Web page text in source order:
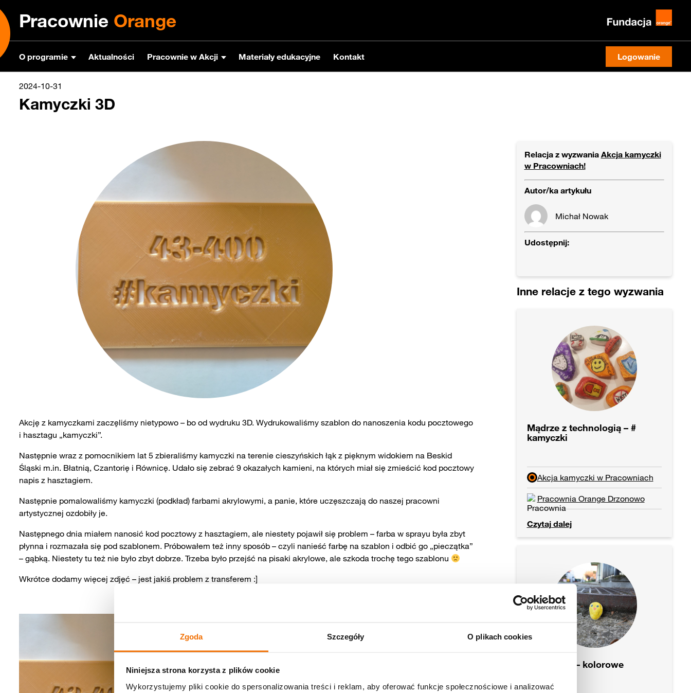
Zgoda Szczegóły O plikach cookies
Niniejsza strona korzysta z plików cookie
Wykorzystujemy pliki cookie do spersonalizowania treści i reklam, aby oferować funkcje społecznościowe i analizować
Pracownie Orange
O programie Aktualności Pracownie w Akcji Materiały edukacyjne Kontakt Logowanie
2024-10-31
Kamyczki 3D
Akcję z kamyczkami zaczęliśmy nietypowo – bo od wydruku 3D. Wydrukowaliśmy szablon do nanoszenia kodu pocztowego
i hasztagu „kamyczki”.
Następnie wraz z pomocnikiem lat 5 zbieraliśmy kamyczki na terenie cieszyńskich łąk z pięknym widokiem na Beskid
Śląski m.in. Błatnią, Czantorię i Równicę. Udało się zebrać 9 okazałych kamieni, na których miał się zmieścić kod pocztowy
napis z hasztagiem.
Następnie pomalowaliśmy kamyczki (podkład) farbami akrylowymi, a panie, które uczęszczają do naszej pracowni
artystycznej ozdobiły je.
Następnego dnia miałem nanosić kod pocztowy z hasztagiem, ale niestety pojawił się problem – farba w sprayu była zbyt
płynna i rozmazała się pod szablonem. Próbowałem też inny sposób – czyli nanieść farbę na szablon i odbić go „pieczątka”
– gąbką. Niestety tu też nie było zbyt dobrze. Trzeba było przejść na pisaki akrylowe, ale szkoda trochę tego szablonu
Wkrótce dodamy więcej zdjęć – jest jakiś problem z transferem :]
Relacja z wyzwania Akcja kamyczki
w Pracowniach!
Autor/ka artykułu
Michał Nowak
Udostępnij:
Inne relacje z tego wyzwania
Mądrze z technologią – #
kamyczki
Akcja kamyczki w Pracowniach
Pracownia Orange Drzonowo
Czytaj dalej
#kamyczki – kolorowe